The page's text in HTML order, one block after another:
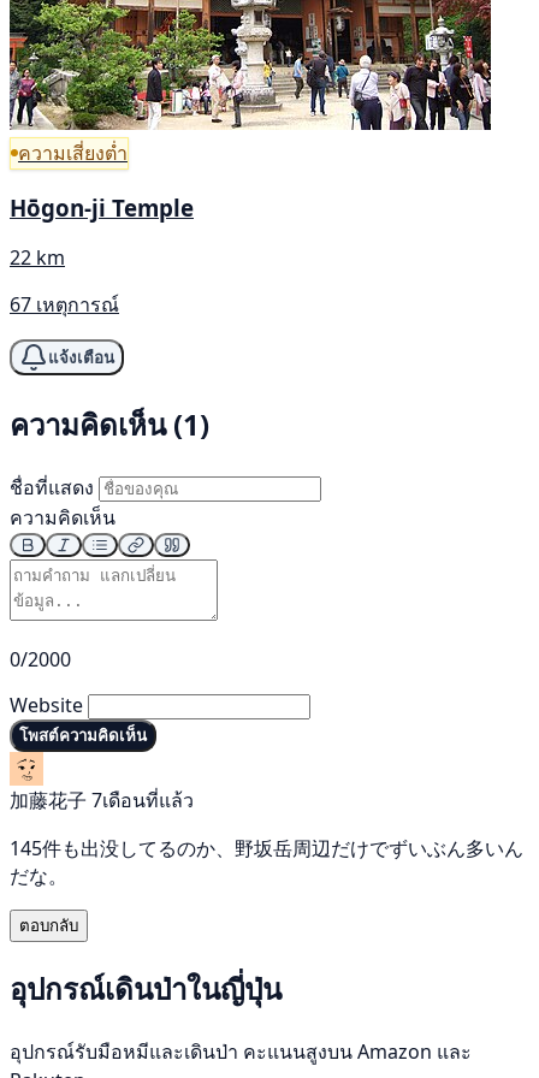
ความเสี่ยงต่ำ
Hōgon-ji Temple
22 km
67 เหตุการณ์
แจ้งเตือน
ความคิดเห็น (1)
ชื่อที่แสดง
ความคิดเห็น
0/2000
Website
โพสต์ความคิดเห็น
加藤花子 7เดือนที่แล้ว
145件も出没してるのか、野坂岳周辺だけでずいぶん多いん
だな。
ตอบกลับ
อุปกรณ์เดินป่าในญี่ปุ่น
อุปกรณ์รับมือหมีและเดินป่า คะแนนสูงบน Amazon และ